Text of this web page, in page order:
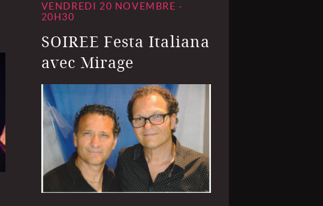
VENDREDI 20 NOVEMBRE -
20H30
SOIREE Festa Italiana
avec Mirage